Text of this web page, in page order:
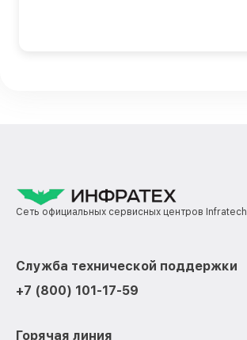
Сеть официальных сервисных центров Infratech
Служба технической поддержки
+7 (800) 101-17-59
Горячая линия